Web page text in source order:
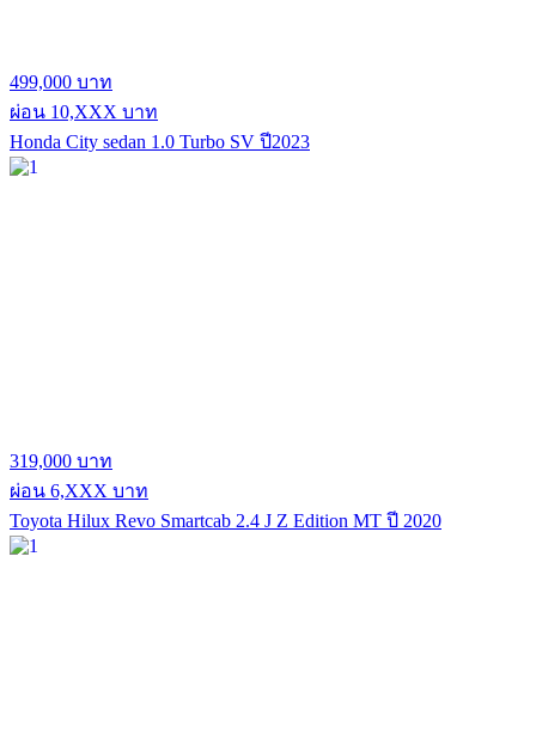
499,000 บาท
ผ่อน 10,XXX บาท
Honda City sedan 1.0 Turbo SV ปี2023
319,000 บาท
ผ่อน 6,XXX บาท
Toyota Hilux Revo Smartcab 2.4 J Z Edition MT ปี 2020